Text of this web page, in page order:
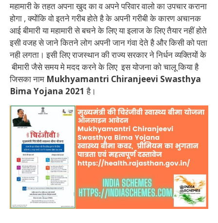
महामारी के तहत अपना खुद का व अपने परिवार वालो का उपचार कराना
होगा , क्योंकि वो इतने गरीब होते है के अपनी गरीबी के कारण अचानक
आई बीमारी या महामारी से बचने के लिए या इलाज के लिए तैयार नहीं होते
इसी वजह से जाने कितने लोग अपनी जान गंवा देते है और किसी को पता
नही लगता। इसी लिए राजस्थान की राज्य सरकार ने निर्धन व्यक्तियों के
बीमारी जैसे समय मे मदद करने के लिए इस योजना को चालू किया है
जिसका नाम Mukhyamantri Chiranjeevi Swasthya
Bima Yojana 2021 है।